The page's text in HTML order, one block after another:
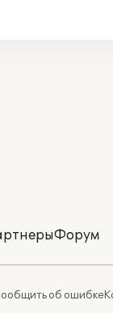
Форум
об ошибке